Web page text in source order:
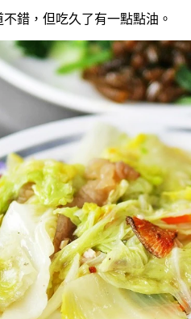
錯，但吃久了有一點點油。